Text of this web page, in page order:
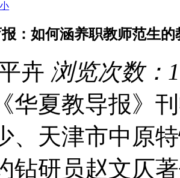
小
：如何涵养职教师范生的
卉 浏览次数：
华夏教导报》
、天津市中原
钻研员赵文仄